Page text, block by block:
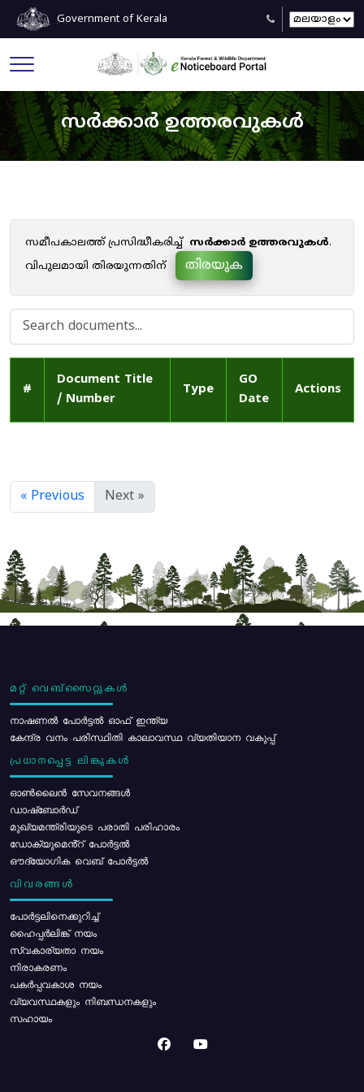
Government of Kerala
സർക്കാർ ഉത്തരവുകൾ
സമീപകാലത്ത് പ്രസിദ്ധീകരിച്ച് സർക്കാർ ഉത്തരവുകൾ.
വിപുലമായി തിരയുന്നതിന്
തിരയുക
#
Document Title
/ Number
Type
GO
Date
Actions
« Previous Next »
മറ്റ് വെബ്സൈറ്റുകൾ
നാഷണൽ പോർട്ടൽ ഓഫ് ഇന്ത്യ
കേന്ദ്ര വനം പരിസ്ഥിതി കാലാവസ്ഥ വ്യതിയാന വകുപ്പ്
പ്രധാനപ്പെട്ട ലിങ്കുകൾ
ഓൺലൈൻ സേവനങ്ങൾ
ഡാഷ്ബോർഡ്
മുഖ്യമന്ത്രിയുടെ പരാതി പരിഹാരം
ഡോക്യുമെൻ്റ് പോർട്ടൽ
ഔദ്യോഗിക വെബ് പോർട്ടൽ
വിവരങ്ങൾ
പോര്‍ട്ടലിനെക്കുറിച്ച്
ഹൈപ്പർലിങ്ക് നയം
സ്വകാര്യതാ നയം
നിരാകരണം
പകർപ്പവകാശ നയം
വ്യവസ്ഥകളും നിബന്ധനകളും
സഹായം